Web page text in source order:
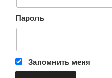
Пароль
Запомнить меня